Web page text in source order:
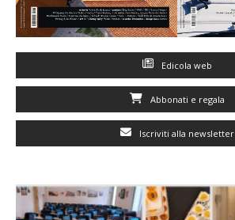
Edicola web
Abbonati e regala
Iscriviti alla newsletter